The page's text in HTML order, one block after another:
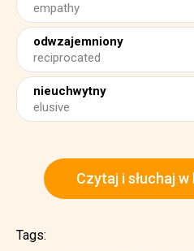
empathy
odwzajemniony
reciprocated
nieuchwytny
elusive
Czytaj i słuchaj
Tags: